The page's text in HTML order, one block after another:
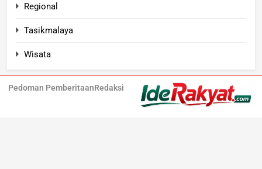
Regional
Tasikmalaya
Wisata
Pedoman PemberitaanRedaksi